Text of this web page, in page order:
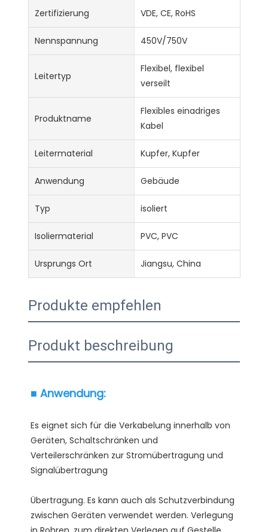
Zertifizierung VDE, CE, RoHS
Nennspannung 450V/750V
Leitertyp
Flexibel, flexibel
verseilt
Produktname
Flexibles einadriges
Kabel
Leitermaterial Kupfer, Kupfer
Anwendung Gebäude
Typ isoliert
Isoliermaterial PVC, PVC
Ursprungs Ort Jiangsu, China
Produkte empfehlen
Produkt beschreibung
Es eignet sich für die Verkabelung innerhalb von
Geräten, Schaltschränken und
Verteilerschränken zur Stromübertragung und
Übertragung. Es kann auch als Schutzverbindung
zwischen Geräten verwendet werden. Verlegung